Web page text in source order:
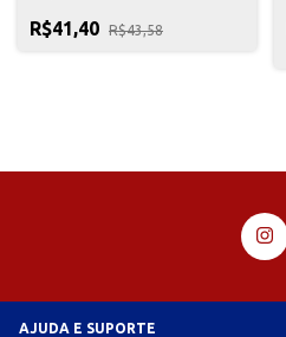
R$41,40 R$43,58
AJUDA E SUPORTE